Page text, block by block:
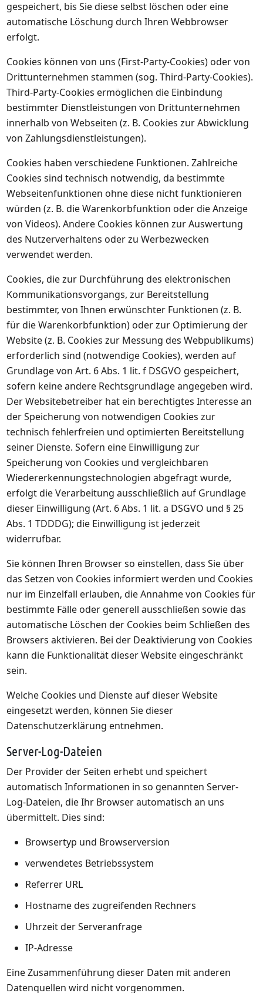
gespeichert, bis Sie diese selbst löschen oder eine
automatische Löschung durch Ihren Webbrowser
erfolgt.
Cookies können von uns (First-Party-Cookies) oder von
Drittunternehmen stammen (sog. Third-Party-Cookies).
Third-Party-Cookies ermöglichen die Einbindung
bestimmter Dienstleistungen von Drittunternehmen
innerhalb von Webseiten (z. B. Cookies zur Abwicklung
von Zahlungsdienstleistungen).
Cookies haben verschiedene Funktionen. Zahlreiche
Cookies sind technisch notwendig, da bestimmte
Webseitenfunktionen ohne diese nicht funktionieren
würden (z. B. die Warenkorbfunktion oder die Anzeige
von Videos). Andere Cookies können zur Auswertung
des Nutzerverhaltens oder zu Werbezwecken
verwendet werden.
Cookies, die zur Durchführung des elektronischen
Kommunikationsvorgangs, zur Bereitstellung
bestimmter, von Ihnen erwünschter Funktionen (z. B.
für die Warenkorbfunktion) oder zur Optimierung der
Website (z. B. Cookies zur Messung des Webpublikums)
erforderlich sind (notwendige Cookies), werden auf
Grundlage von Art. 6 Abs. 1 lit. f DSGVO gespeichert,
sofern keine andere Rechtsgrundlage angegeben wird.
Der Websitebetreiber hat ein berechtigtes Interesse an
der Speicherung von notwendigen Cookies zur
technisch fehlerfreien und optimierten Bereitstellung
seiner Dienste. Sofern eine Einwilligung zur
Speicherung von Cookies und vergleichbaren
Wiedererkennungstechnologien abgefragt wurde,
erfolgt die Verarbeitung ausschließlich auf Grundlage
dieser Einwilligung (Art. 6 Abs. 1 lit. a DSGVO und § 25
Abs. 1 TDDDG); die Einwilligung ist jederzeit
widerrufbar.
Sie können Ihren Browser so einstellen, dass Sie über
das Setzen von Cookies informiert werden und Cookies
nur im Einzelfall erlauben, die Annahme von Cookies für
bestimmte Fälle oder generell ausschließen sowie das
automatische Löschen der Cookies beim Schließen des
Browsers aktivieren. Bei der Deaktivierung von Cookies
kann die Funktionalität dieser Website eingeschränkt
sein.
Welche Cookies und Dienste auf dieser Website
eingesetzt werden, können Sie dieser
Datenschutzerklärung entnehmen.
Server-Log-Dateien
Der Provider der Seiten erhebt und speichert
automatisch Informationen in so genannten Server-
Log-Dateien, die Ihr Browser automatisch an uns
übermittelt. Dies sind:
Browsertyp und Browserversion
verwendetes Betriebssystem
Referrer URL
Hostname des zugreifenden Rechners
Uhrzeit der Serveranfrage
IP-Adresse
Eine Zusammenführung dieser Daten mit anderen
Datenquellen wird nicht vorgenommen.